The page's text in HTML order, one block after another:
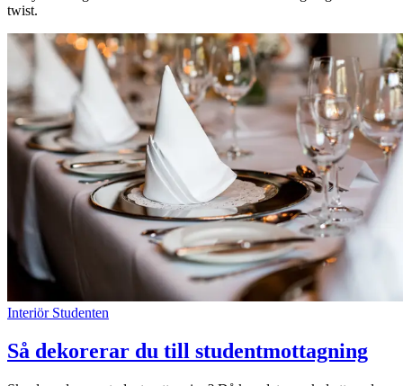
twist.
Interiör Studenten
Så dekorerar du till studentmottagning